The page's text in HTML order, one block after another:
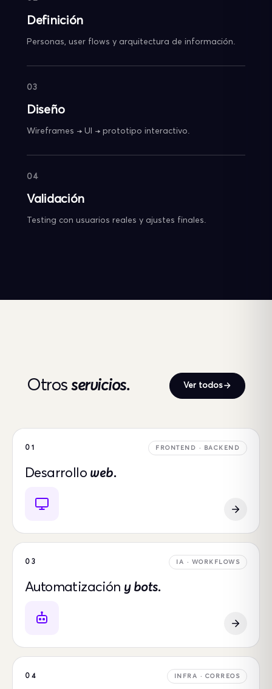
Definición
Personas, user flows y arquitectura de información.
03
Diseño
Wireframes → UI → prototipo interactivo.
04
Validación
Testing con usuarios reales y ajustes finales.
Otros servicios. Ver todos
01 FRONTEND · BACKEND
Desarrollo web.
03 IA · WORKFLOWS
Automatización y bots.
04 INFRA · CORREOS